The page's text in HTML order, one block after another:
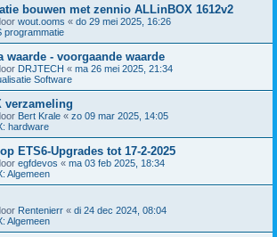
bouwen met zennio ALLinBOX 1612v2
wout.ooms « do 29 mei 2025, 16:26
programmatie
waarde - voorgaande waarde
DRJTECH « ma 26 mei 2025, 21:34
Software
verzameling
Bert Krale « zo 09 mar 2025, 14:05
hardware
ETS6-Upgrades tot 17-2-2025
egfdevos « ma 03 feb 2025, 18:34
Algemeen
Rentenierr « di 24 dec 2024, 08:04
Algemeen